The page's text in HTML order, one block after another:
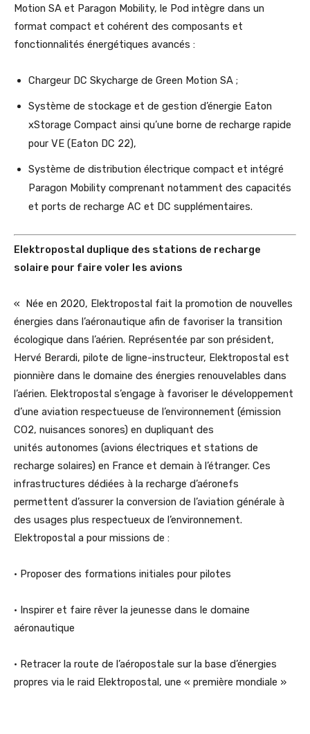
Motion SA et Paragon Mobility, le Pod intègre dans un
format compact et cohérent des composants et
fonctionnalités énergétiques avancés :
Chargeur DC Skycharge de Green Motion SA ;
Système de stockage et de gestion d’énergie Eaton
xStorage Compact ainsi qu’une borne de recharge rapide
pour VE (Eaton DC 22),
Système de distribution électrique compact et intégré
Paragon Mobility comprenant notamment des capacités
et ports de recharge AC et DC supplémentaires.
Elektropostal duplique des stations de recharge
solaire pour faire voler les avions
« Née en 2020, Elektropostal fait la promotion de nouvelles
énergies dans l’aéronautique afin de favoriser la transition
écologique dans l’aérien. Représentée par son président,
Hervé Berardi, pilote de ligne-instructeur, Elektropostal est
pionnière dans le domaine des énergies renouvelables dans
l’aérien. Elektropostal s’engage à favoriser le développement
d’une aviation respectueuse de l’environnement (émission
CO2, nuisances sonores) en dupliquant des
unités autonomes (avions électriques et stations de
recharge solaires) en France et demain à l’étranger. Ces
infrastructures dédiées à la recharge d’aéronefs
permettent d’assurer la conversion de l’aviation générale à
des usages plus respectueux de l’environnement.
Elektropostal a pour missions de :
• Proposer des formations initiales pour pilotes
• Inspirer et faire rêver la jeunesse dans le domaine
aéronautique
• Retracer la route de l’aéropostale sur la base d’énergies
propres via le raid Elektropostal, une « première mondiale »